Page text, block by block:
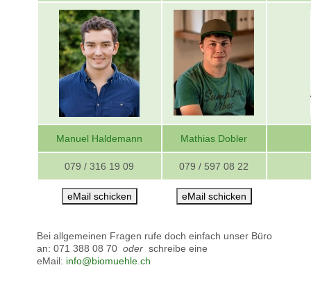
Manuel Haldemann Mathias Dobler
079 /316 19 09 079 / 597 08 22
eMail schicken eMail schicken
Bei allgemeinen Fragen rufe doch einfach unser Büro
an: 071 388 08 70 oderschreibe eine
eMail: info@biomuehle.ch